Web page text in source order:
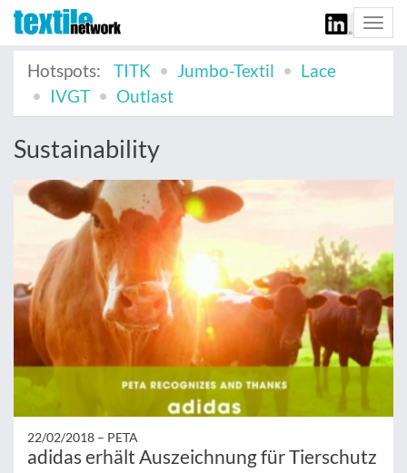
Hotspots:
TITK Jumbo-Textil
Lace
IVGT
Outlast
Sustainability
22/02/2018 – PETA
adidas erhält Auszeichnung für Tierschutz